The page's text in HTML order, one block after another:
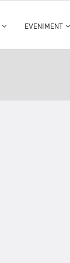
EVENIMENT